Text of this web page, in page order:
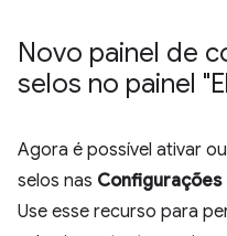
Novo painel de
selos no painel
Agora é possível ativar
selos nas Configurações
Use esse recurso para